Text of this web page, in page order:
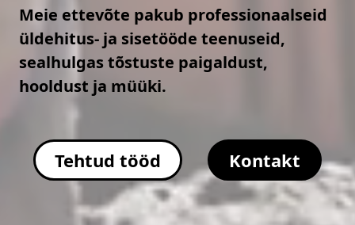
Meie ettevõte pakub professionaalseid
üldehitus- ja sisetööde teenuseid,
sealhulgas tõstuste paigaldust,
hooldust ja müüki.
Tehtud tööd Kontakt